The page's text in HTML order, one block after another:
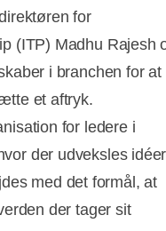
for
(ITP) Madhu Rajesh
i branchen for at
et aftryk.
for ledere i
der udveksles
med det formål, at
der tager sit